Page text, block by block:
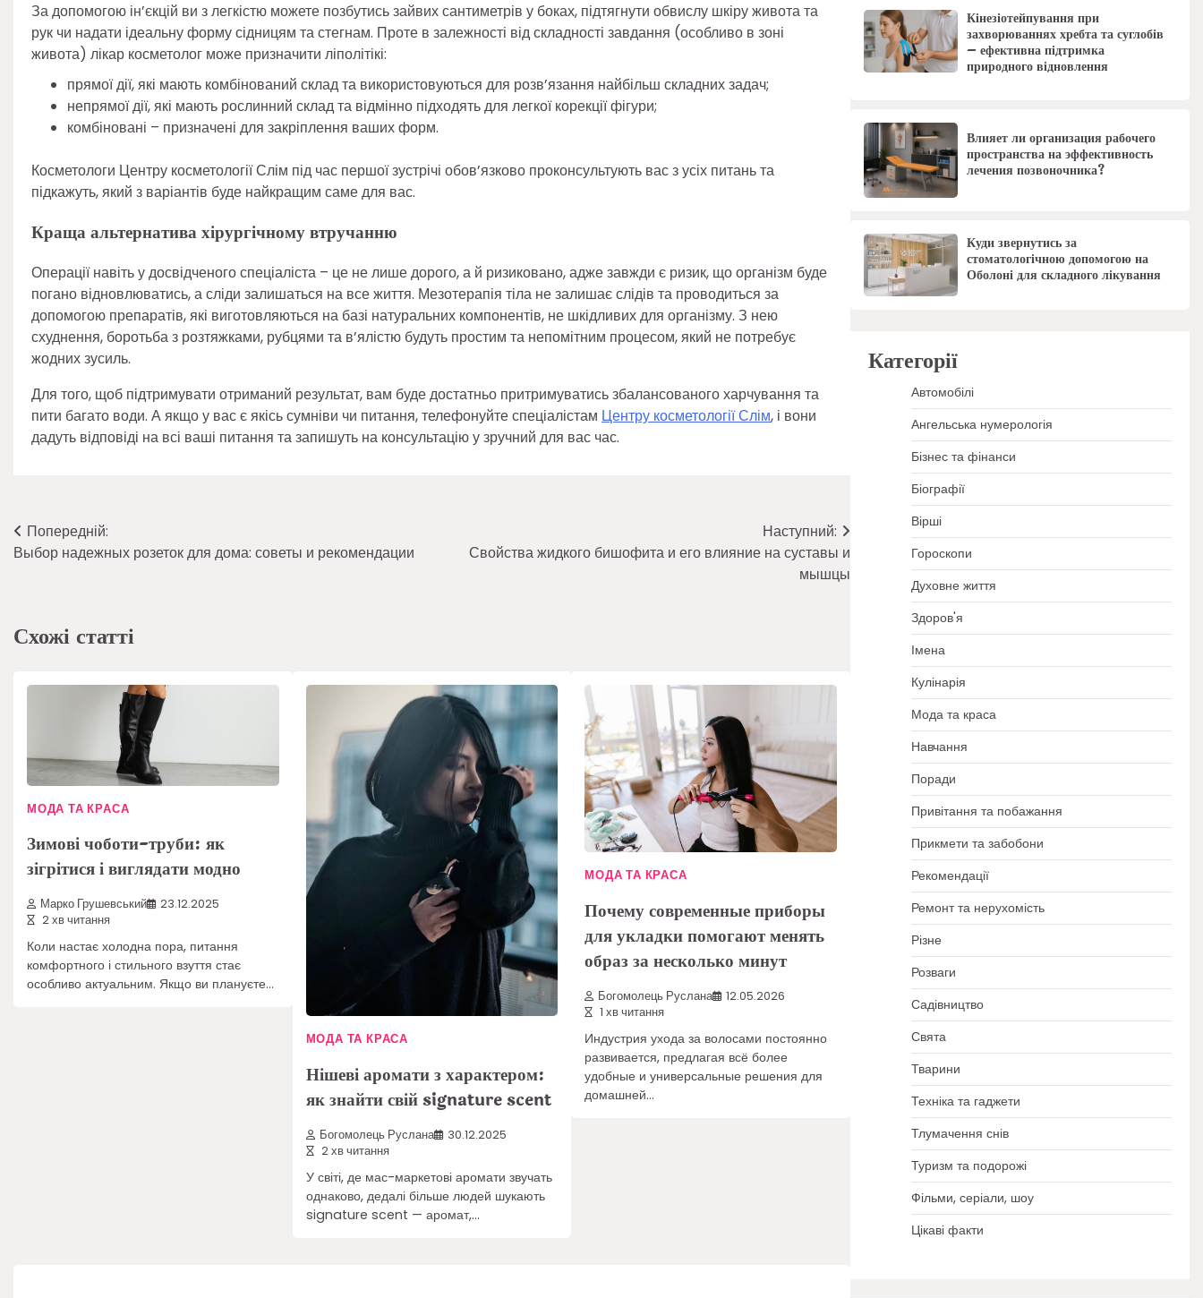
За допомогою ін’єкцій ви з легкістю можете позбутись зайвих сантиметрів у боках, підтягнути обвислу шкіру живота та
рук чи надати ідеальну форму сідницям та стегнам. Проте в залежності від складності завдання (особливо в зоні
живота) лікар косметолог може призначити ліполітікі:
прямої дії, які мають комбінований склад та використовуються для розв’язання найбільш складних задач;
непрямої дії, які мають рослинний склад та відмінно підходять для легкої корекції фігури;
комбіновані – призначені для закріплення ваших форм.
Косметологи Центру косметології Слім під час першої зустрічі обов’язково проконсультують вас з усіх питань та
підкажуть, який з варіантів буде найкращим саме для вас.
Краща альтернатива хірургічному втручанню
Операції навіть у досвідченого спеціаліста – це не лише дорого, а й ризиковано, адже завжди є ризик, що організм буде
погано відновлюватись, а сліди залишаться на все життя. Мезотерапія тіла не залишає слідів та проводиться за
допомогою препаратів, які виготовляються на базі натуральних компонентів, не шкідливих для організму. З нею
схуднення, боротьба з розтяжками, рубцями та в’ялістю будуть простим та непомітним процесом, який не потребує
жодних зусиль.
Для того, щоб підтримувати отриманий результат, вам буде достатньо притримуватись збалансованого харчування та
пити багато води. А якщо у вас є якісь сумніви чи питання, телефонуйте спеціалістам Центру косметології Слім, і вони
дадуть відповіді на всі ваші питання та запишуть на консультацію у зручний для вас час.
Навігація
записів
Попередній:
Выбор надежных розеток для дома: советы и рекомендации
Наступний:
Свойства жидкого бишофита и его влияние на суставы и
мышцы
Схожі статті
МОДА ТА КРАСА
Зимові чоботи-труби: як
зігрітися і виглядати модно
Марко Грушевський
23.12.2025
2 хв читання
Коли настає холодна пора, питання
комфортного і стильного взуття стає
особливо актуальним. Якщо ви плануєте…
МОДА ТА КРАСА
Нішеві аромати з характером:
як знайти свій signature scent
Богомолець Руслана
30.12.2025
2 хв читання
У світі, де мас-маркетові аромати звучать
однаково, дедалі більше людей шукають
signature scent — аромат,…
МОДА ТА КРАСА
Почему современные приборы
для укладки помогают менять
образ за несколько минут
Богомолець Руслана
12.05.2026
1 хв читання
Индустрия ухода за волосами постоянно
развивается, предлагая всё более
удобные и универсальные решения для
домашней…
Кінезіотейпування при
захворюваннях хребта та суглобів
– ефективна підтримка
природного відновлення
Влияет ли организация рабочего
пространства на эффективность
лечения позвоночника?
Куди звернутись за
стоматологічною допомогою на
Оболоні для складного лікування
Категорії
Автомобілі
Ангельська нумерологія
Бізнес та фінанси
Біографії
Вірші
Гороскопи
Духовне життя
Здоров'я
Імена
Кулінарія
Мода та краса
Навчання
Поради
Привітання та побажання
Прикмети та забобони
Рекомендації
Ремонт та нерухомість
Різне
Розваги
Садівництво
Свята
Тварини
Техніка та гаджети
Тлумачення снів
Туризм та подорожі
Фільми, серіали, шоу
Цікаві факти